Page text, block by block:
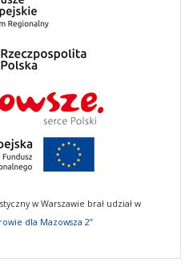
w Warszawie brał udział w
dla Mazowsza 2”